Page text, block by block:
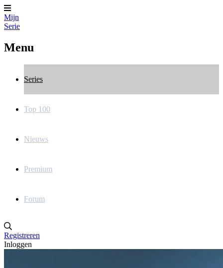
Mijn
Serie
Menu
Series
Top 100
Nieuws
Premium
Forum
Registreren
Inloggen